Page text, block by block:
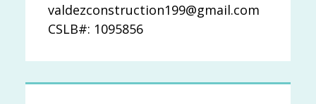
valdezconstruction199@gmail.com
CSLB#: 1095856